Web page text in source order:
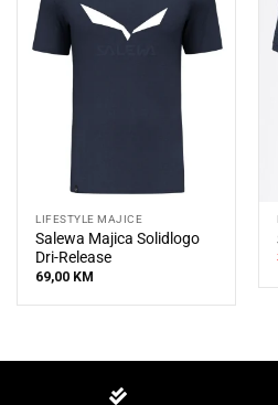
LIFESTYLE MAJICE
Salewa Majica Solidlogo
Dri-Release
69,00 KM